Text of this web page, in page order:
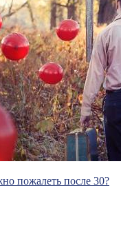
пожалеть после 30?